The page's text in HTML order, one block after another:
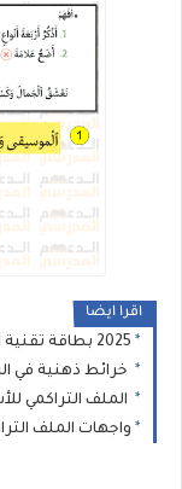
اقرا ايضا
2025 بطاقة تقنية لروائز الموضعة وأنشطة الدعم المكثف
خرائط ذهنية في
الملف التراكمي
واجهات الملف